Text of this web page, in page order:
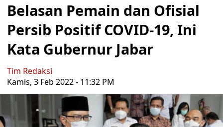
Belasan Pemain dan Ofisial
Persib Positif COVID-19, Ini
Kata Gubernur Jabar
Tim Redaksi
Kamis, 3 Feb 2022 - 11:32 PM